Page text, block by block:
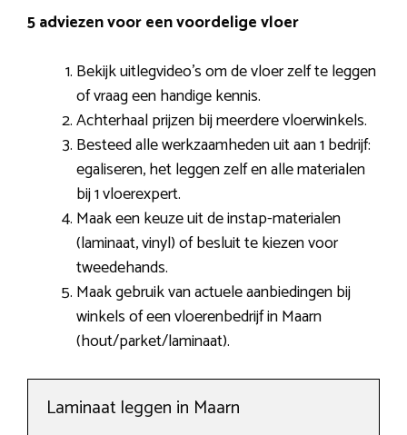
5 adviezen voor een voordelige vloer
Bekijk uitlegvideo’s om de vloer zelf te leggen
of vraag een handige kennis.
Achterhaal prijzen bij meerdere vloerwinkels.
Besteed alle werkzaamheden uit aan 1 bedrijf:
egaliseren, het leggen zelf en alle materialen
bij 1 vloerexpert.
Maak een keuze uit de instap-materialen
(laminaat, vinyl) of besluit te kiezen voor
tweedehands.
Maak gebruik van actuele aanbiedingen bij
winkels of een vloerenbedrijf in Maarn
(hout/parket/laminaat).
Laminaat leggen in Maarn